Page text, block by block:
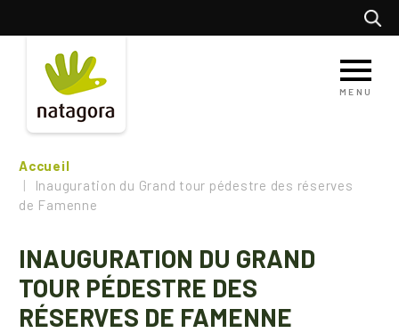
principal
MENU
Accueil
Inauguration du Grand tour pédestre des réserves
de Famenne
INAUGURATION DU GRAND
TOUR PÉDESTRE DES
RÉSERVES DE FAMENNE